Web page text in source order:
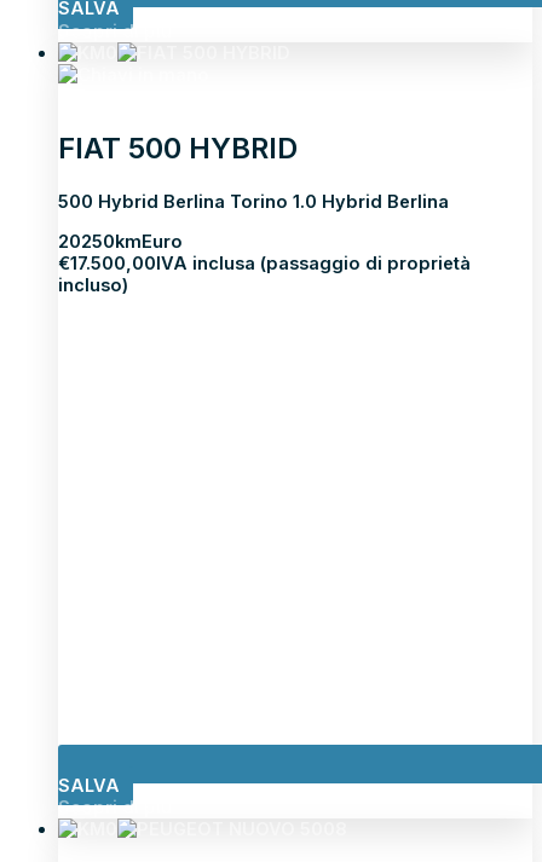
SALVA
Scopri di più
FIAT 500 HYBRID
500 Hybrid Berlina Torino 1.0 Hybrid Berlina
20250kmEuro
€17.500,00IVA inclusa (passaggio di proprietà
incluso)
SALVA
Scopri di più